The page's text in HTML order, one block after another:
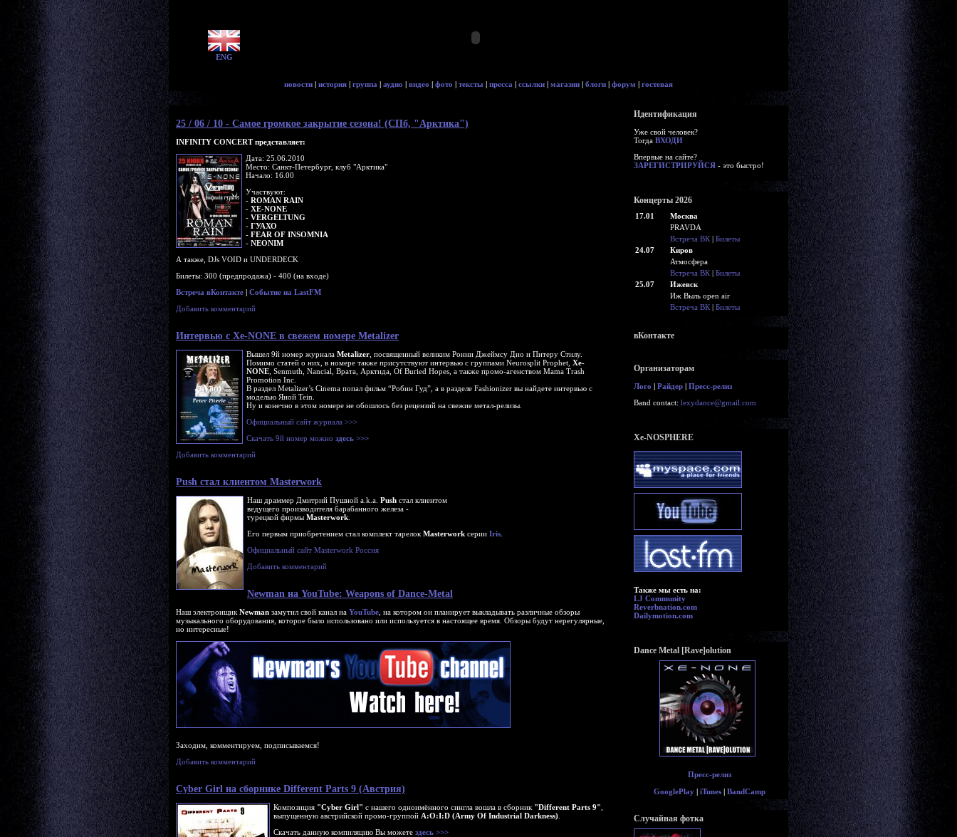
ENG
новости | история | группа | аудио | видео | фото | тексты | пресса | ссылки | магазин | блоги | форум | гостевая
25 / 06 / 10 - Самое громкое закрытие сезона! (СПб, "Арктика")
INFINITY CONCERT представляет:
Дата: 25.06.2010
Место: Санкт-Петербург, клуб "Арктика"
Начало: 16.00
Участвуют:
- ROMAN RAIN
- XE-NONE
- VERGELTUNG
- ГУАХО
- FEAR OF INSOMNIA
- NEONIM
А также, DJs VOID и UNDERDECK
Билеты: 300 (предпродажа) - 400 (на входе)
Встреча вКонтакте | Событие на LastFM
Добавить комментарий
Интервью с Xe-NONE в свежем номере Metalizer
Вышел 9й номер журнала Metalizer , посвященный великим Ронни Джеймсу Дио и Питеру Стилу.
Помимо статей о них, в номере также присутствуют интервью с группами Neurosplit Prophet, Xe-
NONE , Senmuth, Nancial, Врата, Арктида, Of Buried Hopes, а также промо-агенством Mama Trash
Promotion Inc.
В раздел Metalizer’s Cinema попал фильм “Робин Гуд”, а в разделе Fashionizer вы найдете интервью с
моделью Яной Tein.
Ну и конечно в этом номере не обошлось без рецензий на свежие метал-релизы.
Официальный сайт журнала >>>
Скачать 9й номер можно здесь >>>
Добавить комментарий
Push стал клиентом Masterwork
Наш драммер Дмитрий Пушной a.k.a. Push стал клиентом
ведущего производителя барабанного железа -
турецкой фирмы Masterwork
Его первым приобретением стал комплект тарелок Masterwork серии Iris
Официальный сайт Masterwork Россия
Добавить комментарий
Newman на YouTube: Weapons of Dance-Metal
Наш электронщик Newman замутил свой канал на YouTube , на котором он планирует выкладывать различные обзоры
музыкального оборудования, которое было использовано или используется в настоящее время. Обзоры будут нерегулярные,
но интересные!
Заходим, комментируем, подписываемся!
Добавить комментарий
Cyber Girl на сборнике Different Parts 9 (Австрия)
Композиция "Cyber Girl" с нашего одноимённого сингла вошла в сборник "Different Parts 9"
выпущенную австрийской промо-группой A:O:I:D (Army Of Industrial Darkness)
Скачать данную компиляцию Вы можете здесь >>>
Идентификация
Уже свой человек?
Тогда ВХОДИ
Впервые на сайте?
ЗАРЕГИСТРИРУЙСЯ - это быстро!
Концерты 2026
17.01
Москва
PRAVDA
Встреча ВК | Билеты
24.07
Киров
Атмосфера
Встреча ВК | Билеты
25.07
Ижевск
Иж Выль open air
Встреча ВК | Билеты
вКонтакте
Организаторам
Лого | Райдер | Пресс-релиз
Band contact: lexydance@gmail.com
Xe-NOSPHERE
Также мы есть на:
LJ Community
Reverbnation.com
Dailymotion.com
Dance Metal [Rave]olution
Пресс-релиз
GooglePlay| iTunes| BandCamp
Случайная фотка